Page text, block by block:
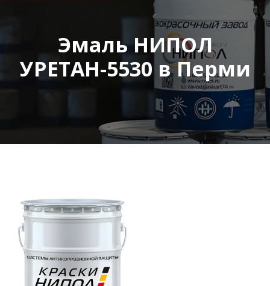
Эмаль НИПОЛ
УРЕТАН-5530 в Перми